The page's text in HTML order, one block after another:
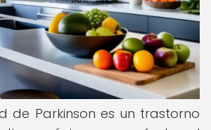
de Parkinson es un trastorno